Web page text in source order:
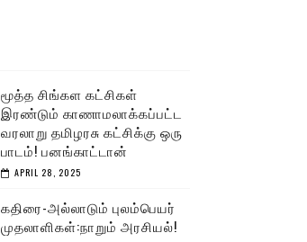
மூத்த சிங்கள கட்சிகள்
இரண்டும் காணாமலாக்கப்பட்ட
வரலாறு தமிழரசு கட்சிக்கு ஒரு
பாடம்! பனங்காட்டான்
APRIL 28, 2025
கதிரை-அல்லாடும் புலம்பெயர்
முதலாளிகள்:நாறும் அரசியல்!